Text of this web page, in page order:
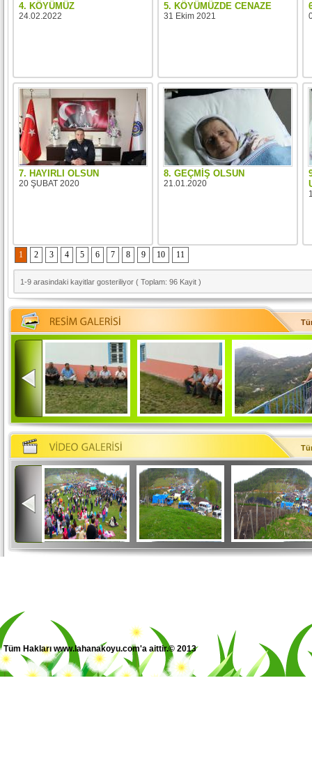
4. KÖYÜMÜZ
24.02.2022
5. KÖYÜMÜZDE CENAZE
31 Ekim 2021
7. HAYIRLI OLSUN
20 ŞUBAT 2020
8. GEÇMİŞ OLSUN
21.01.2020
1 2 3 4 5 6 7 8 9 10 11
1-9 arasindaki kayitlar gosteriliyor ( Toplam: 96 Kayit )
Tüm Hakları www.lahanakoyu.com'a aittir.© 2013